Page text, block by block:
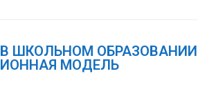
ШКОЛЬНОМ
МОДЕЛЬ